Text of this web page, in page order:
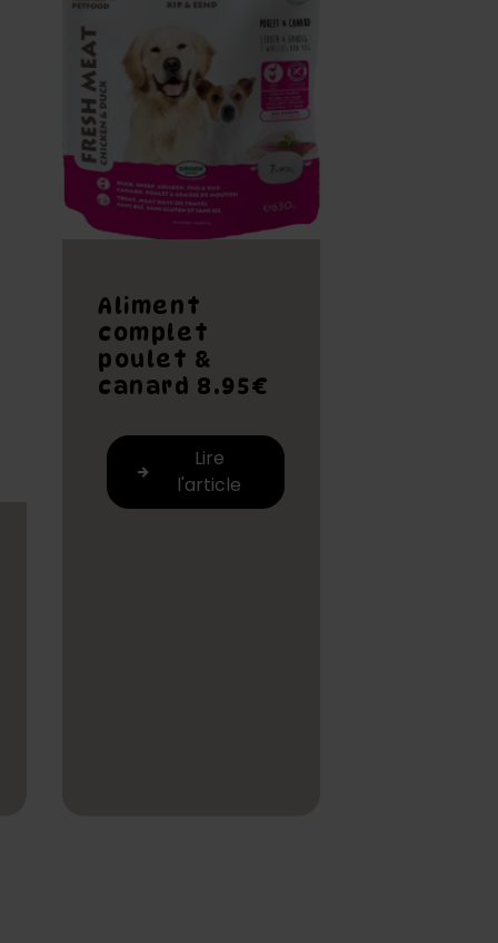
Aliment
complet
poulet &
canard 8.95€
Lire
l'article